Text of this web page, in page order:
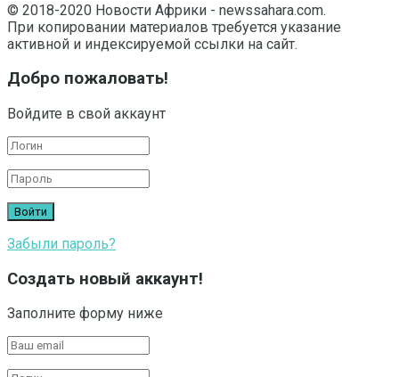
© 2018-2020 Новости Африки - newssahara.com.
При копировании материалов требуется указание
активной и индексируемой ссылки на сайт.
Добро пожаловать!
Войдите в свой аккаунт
Забыли пароль?
Создать новый аккаунт!
Заполните форму ниже